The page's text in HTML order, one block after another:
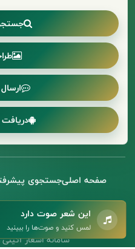
این شعر صوت دارد
لمس کنید و صوت‌ها را ببینید
صفحه اصلیجستجوی
حقوق مادی و معنوی پایگاه
مطالب با ذکر
سامانه اشعار